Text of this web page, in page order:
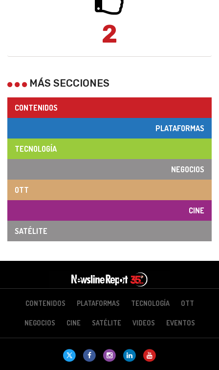
2
MÁS SECCIONES
CONTENIDOS
PLATAFORMAS
TECNOLOGÍA
NEGOCIOS
OTT
CINE
SATÉLITE
CONTENIDOS PLATAFORMAS TECNOLOGÍA OTT
NEGOCIOS CINE SATÉLITE VIDEOS EVENTOS